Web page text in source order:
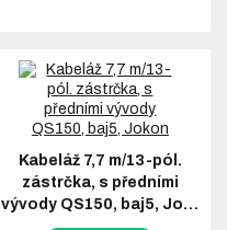
Kabeláž 7,7 m/13-pól.
zástrčka, s předními
vývody QS150, baj5, Jo…